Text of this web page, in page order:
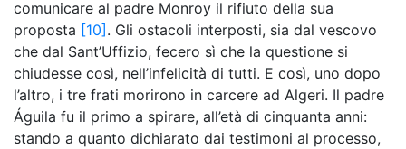
comunicare al padre Monroy il rifiuto della sua
proposta [10] . Gli ostacoli interposti, sia dal vescovo
che dal Sant’Uffizio, fecero sì che la questione si
chiudesse così, nell’infelicità di tutti. E così, uno dopo
l’altro, i tre frati morirono in carcere ad Algeri. Il padre
Águila fu il primo a spirare, all’età di cinquanta anni:
stando a quanto dichiarato dai testimoni al processo,